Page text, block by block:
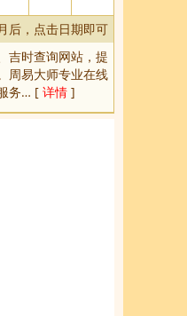
后，点击日期即可
吉时查询网站，提
周易大师专业在线
务… [ 详情 ]